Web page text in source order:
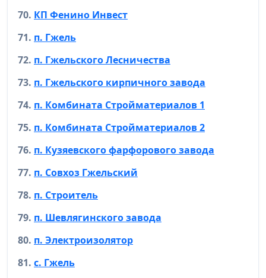
КП Фенино Инвест
п. Гжель
п. Гжельского Лесничества
п. Гжельского кирпичного завода
п. Комбината Стройматериалов 1
п. Комбината Стройматериалов 2
п. Кузяевского фарфорового завода
п. Совхоз Гжельский
п. Строитель
п. Шевлягинского завода
п. Электроизолятор
с. Гжель